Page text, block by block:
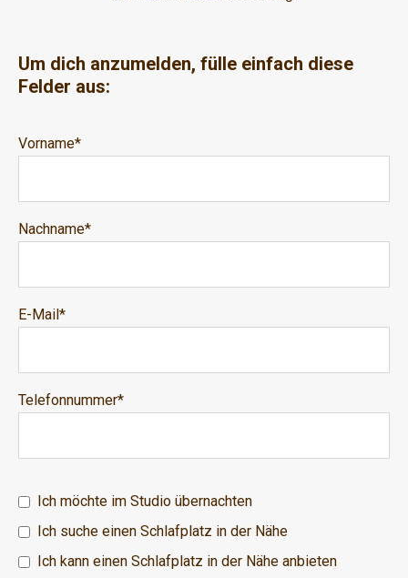
Um dich anzumelden, fülle einfach diese
Felder aus:
Vorname*
Nachname*
E-Mail *
Telefonnummer*
Ich möchte im Studio übernachten
Ich suche einen Schlafplatz in der Nähe
Ich kann einen Schlafplatz in der Nähe anbieten